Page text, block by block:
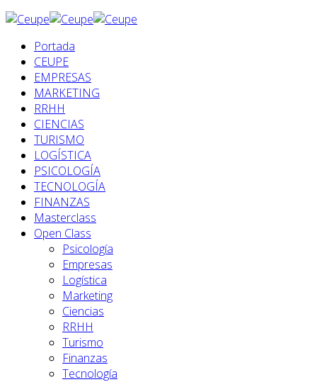
Portada
CEUPE
EMPRESAS
MARKETING
RRHH
CIENCIAS
TURISMO
LOGÍSTICA
PSICOLOGÍA
TECNOLOGÍA
FINANZAS
Masterclass
Open Class
Psicología
Empresas
Logística
Marketing
Ciencias
RRHH
Turismo
Finanzas
Tecnología